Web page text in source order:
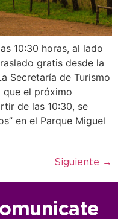
10:30 horas, al lado
gratis desde la
Secretaría de Turismo
el próximo
de las 10:30, se
en el Parque Miguel
Siguiente →